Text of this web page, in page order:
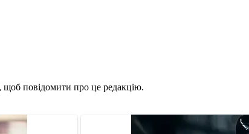
щоб повідомити про це редакцію.